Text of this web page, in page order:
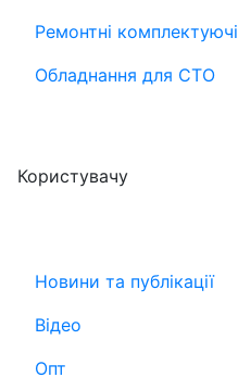
Ремонтні комплектуючі
Обладнання для СТО
Користувачу
Новини та публікації
Відео
Опт